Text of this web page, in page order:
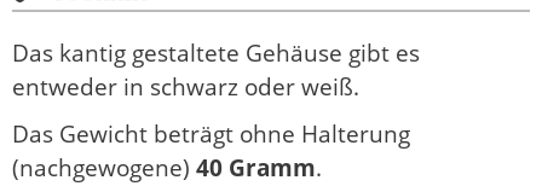
Das kantig gestaltete Gehäuse gibt es
entweder in schwarz oder weiß.
Das Gewicht beträgt ohne Halterung
(nachgewogene) 40 Gramm.